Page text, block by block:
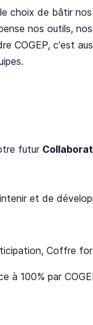
choix de bâtir
nos outils,
COGEP, c'est
futur
et de
Coffre
à 100% par